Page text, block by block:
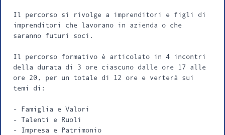
Il percorso si rivolge a imprenditori e figli di
imprenditori che lavorano in azienda o che
saranno futuri soci.
Il percorso formativo è articolato in 4 incontri
della durata di 3 ore ciascuno dalle ore 17 alle
ore 20, per un totale di 12 ore e verterà sui
temi di:
- Famiglia e Valori
- Talenti e Ruoli
- Impresa e Patrimonio